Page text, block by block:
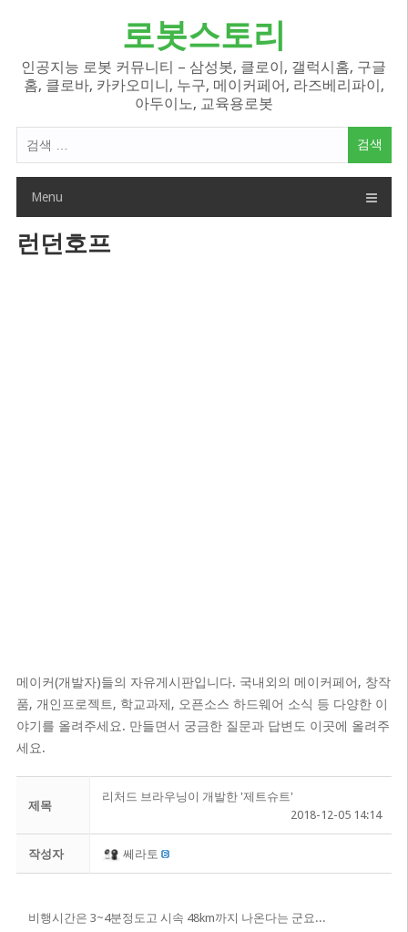
로봇스토리
인공지능 로봇 커뮤니티 – 삼성봇, 클로이, 갤럭시홈, 구글
홈, 클로바, 카카오미니, 누구, 메이커페어, 라즈베리파이,
아두이노, 교육용로봇
색
Menu
런던호프
메이커(개발자)들의 자유게시판입니다. 국내외의 메이커페어, 창작
품, 개인프로젝트, 학교과제, 오픈소스 하드웨어 소식 등 다양한 이
야기를 올려주세요. 만들면서 궁금한 질문과 답변도 이곳에 올려주
세요.
제목
리처드 브라우닝이 개발한 '제트슈트'
2018-12-05 14:14
작성자 쎄라토
비행시간은 3~4분정도고 시속 48km까지 나온다는 군요...